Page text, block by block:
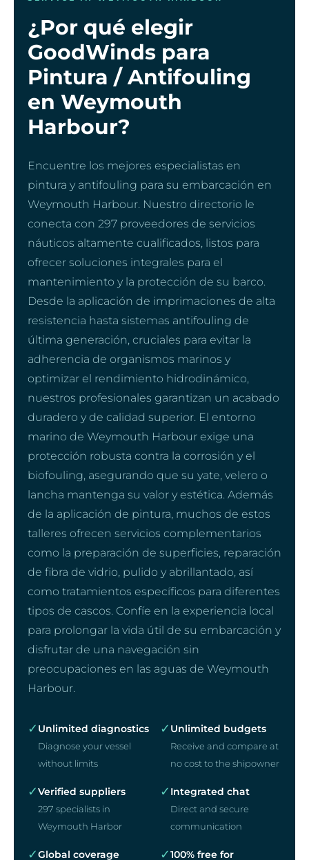
¿Por qué elegir
GoodWinds para
Pintura / Antifouling
en Weymouth
Harbour?
Encuentre los mejores especialistas en
pintura y antifouling para su embarcación en
Weymouth Harbour. Nuestro directorio le
conecta con 297 proveedores de servicios
náuticos altamente cualificados, listos para
ofrecer soluciones integrales para el
mantenimiento y la protección de su barco.
Desde la aplicación de imprimaciones de alta
resistencia hasta sistemas antifouling de
última generación, cruciales para evitar la
adherencia de organismos marinos y
optimizar el rendimiento hidrodinámico,
nuestros profesionales garantizan un acabado
duradero y de calidad superior. El entorno
marino de Weymouth Harbour exige una
protección robusta contra la corrosión y el
biofouling, asegurando que su yate, velero o
lancha mantenga su valor y estética. Además
de la aplicación de pintura, muchos de estos
talleres ofrecen servicios complementarios
como la preparación de superficies, reparación
de fibra de vidrio, pulido y abrillantado, así
como tratamientos específicos para diferentes
tipos de cascos. Confíe en la experiencia local
para prolongar la vida útil de su embarcación y
disfrutar de una navegación sin
preocupaciones en las aguas de Weymouth
Harbour.
✓ Unlimited diagnostics
Diagnose your vessel
without limits
✓ Unlimited budgets
Receive and compare at
no cost to the shipowner
✓Verified suppliers
297 specialists in
Weymouth Harbor
✓ Integrated chat
Direct and secure
communication
✓Global coverage ✓100% free for